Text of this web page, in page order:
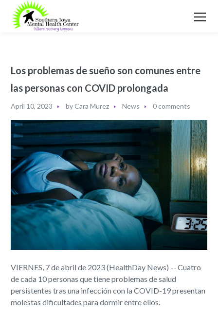
Los problemas de sueño son comunes entre
las personas con COVID prolongada
April 10, 2023 byCara Murez News 0 comments
VIERNES, 7 de abril de 2023 (HealthDay News) -- Cuatro
de cada 10 personas que tiene problemas de salud
persistentes tras una infección con la COVID-19 presentan
molestas dificultades para dormir entre ellos.